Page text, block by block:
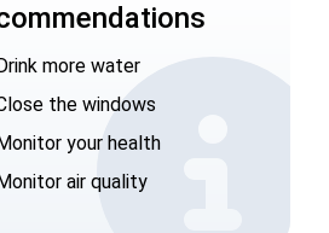
more water
the windows
your health
air quality